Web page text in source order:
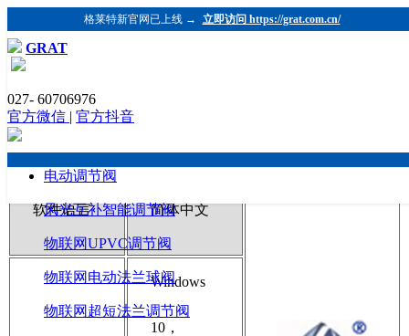
格莱特新官网已上线 → 立即访问 https://grat.com.cn/
GRAT
027- 60706976
官方微信 | 官方抖音
电动调节阀
风光互补智能调节阀
物联网UPVC调节阀
物联网电动法兰球阀
物联网超短法兰调节阀
GRAT气动调节阀选型计算规格书
软件语言 简体中文
Windows
10，